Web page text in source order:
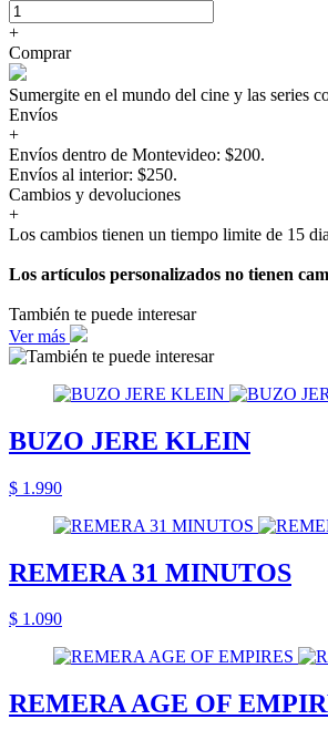
+
Comprar
Sumergite en el mundo del cine y las
Envíos
+
Envíos dentro de Montevideo: $200.
Envíos al interior: $250.
Cambios y devoluciones
+
Los cambios tienen un tiempo limite de 15
Los artículos personalizados no tienen
También te puede interesar
Ver más
BUZO JERE KLEIN
$ 1.990
REMERA 31 MINUTOS
$ 1.090
REMERA AGE OF